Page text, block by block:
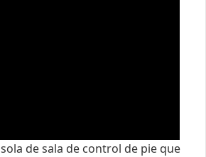
de sala de control de pie que